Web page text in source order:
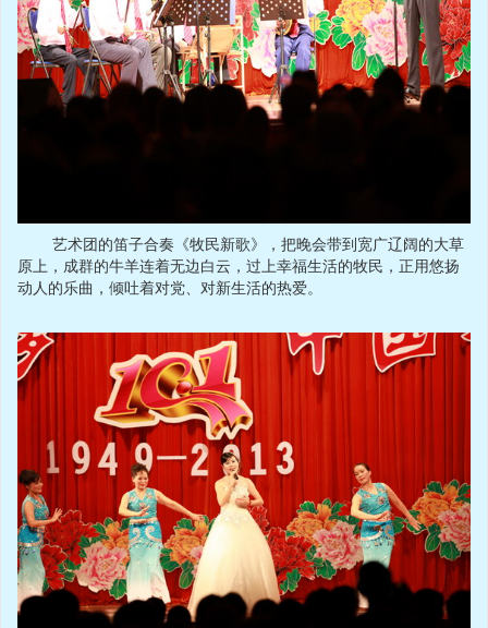
艺术团的笛子合奏《牧民新歌》，把晚会带到宽广辽阔的大草
原上，成群的牛羊连着无边白云，过上幸福生活的牧民，正用悠扬
动人的乐曲，倾吐着对党、对新生活的热爱。